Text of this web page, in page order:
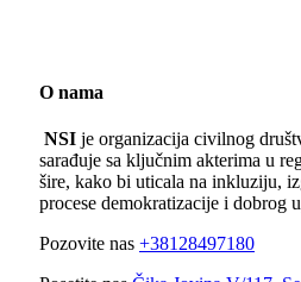
O nama
NSI je organizacija civilnog
sarađuje sa ključnim akterima u
šire, kako bi uticala na inkluziju,
procese demokratizacije i dobrog
Pozovite nas +38128497180